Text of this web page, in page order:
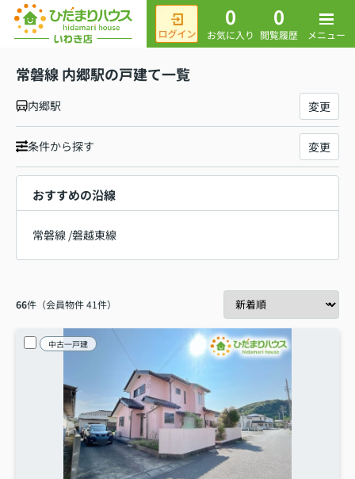
0
お気に入り
0
閲覧履歴 メニュー
常磐線 内郷駅の戸建て一覧
内郷駅 変更
条件から探す 変更
おすすめの沿線
常磐線 /磐越東線
66件（会員物件 41件）
中古一戸建